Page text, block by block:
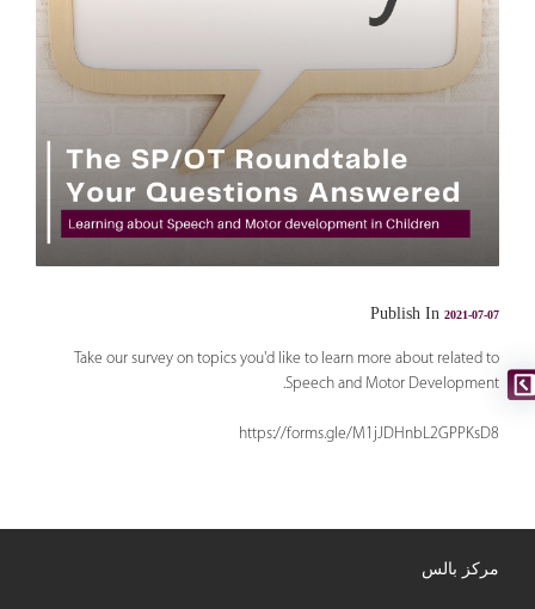
Publish In 2021-07-07
Take our survey on topics you'd like to learn more about related to
Speech and Motor Development.
https://forms.gle/M1jJDHnbL2GPPKsD8
مركز بالس